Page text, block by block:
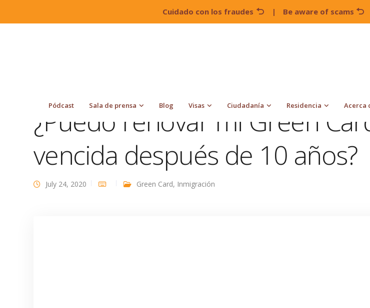
Cuidado con los fraudes | Be aware of scams
Pódcast Sala de prensa Blog Visas Ciudadanía Residencia Acerca
¿Puedo renovar mi Green
vencida después de 10 años?
July 24, 2020 Green Card, Inmigración